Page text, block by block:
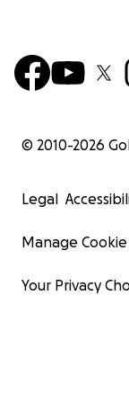
© 2010-2026
Legal
Manage
Your Privacy